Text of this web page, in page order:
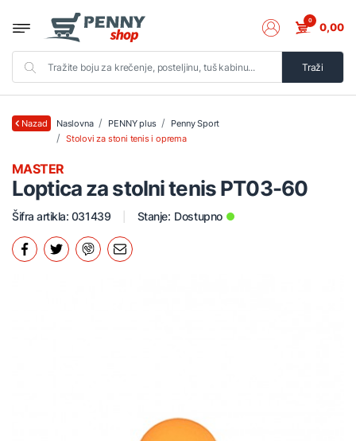
Traži
0 0,00
Nazad Naslovna PENNY plus
Penny Sport
Stolovi za stoni tenis i oprema
Loptica za stolni tenis PT03-60
MASTER
Šifra artikla: 031439 Stanje: Dostupno